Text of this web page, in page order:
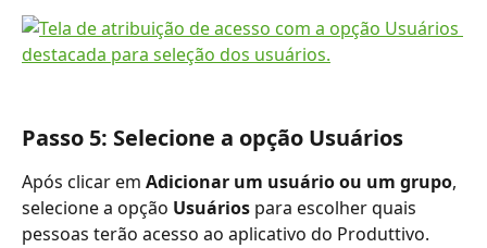
Passo 5: Selecione a opção Usuários
Após clicar em Adicionar um usuário ou um grupo,
selecione a opção Usuários para escolher quais
pessoas terão acesso ao aplicativo do Produttivo.